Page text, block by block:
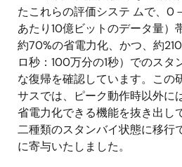
たこれらの評価システ ムで、0
あたり10億ビットのデータ量）
約70%の省電力化、かつ、約
ロ秒：100万分の1秒）でのスタ
な復帰を確認しています。この
サスでは、ピーク動作時以外に
省電力化できる機能を抜き出し
二種類のスタンバイ状態に移行
に寄与いたしました。